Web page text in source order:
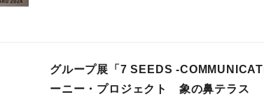
グループ展「7 SEEDS -
ーニー・プロジェクト 象の鼻テラス